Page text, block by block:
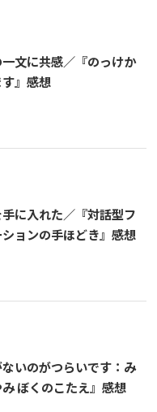
文に共感／『のっけか
』感想
に入れた／『対話型フ
ョンの手ほどき』感想
ないのがつらいです：み
ぼくのこたえ』感想